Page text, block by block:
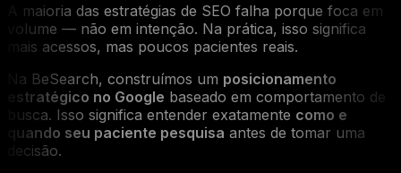
A maioria das estratégias de SEO falha porque foca em
volume — não em intenção. Na prática, isso significa
mais acessos, mas poucos pacientes reais.
Na BeSearch, construímos um posicionamento
estratégico no Google baseado em comportamento de
busca. Isso significa entender exatamente como e
quando seu paciente pesquisa antes de tomar uma
decisão.